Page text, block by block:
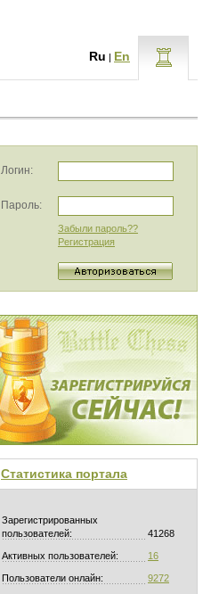
Ru | En
Логин:
Пароль:
Забыли пароль??
Регистрация
Статистика портала
Зарегистрированных
пользователей:
41268
Активных пользователей: 16
Пользователи онлайн: 9272